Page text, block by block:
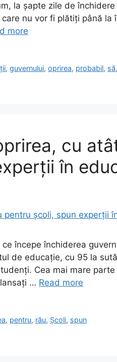
la șapte zile de închidere
nu vor fi plătiți până la
more
,guvernului,oprirea, probabil, să
cu
în
începe închiderea
de educație, cu 95 la
Cea mai mare
… Read more
, pentru, rău, Școli, spun